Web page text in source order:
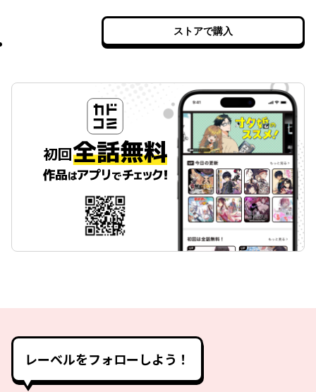
ストアで購入
レーベルをフォローしよう！